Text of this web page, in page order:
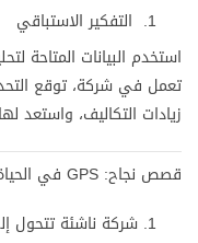
التفكير الاستباقي
استخدم البيانات المتاحة
تعمل في شركة، توقع
زيادات التكاليف، واستعد
قصص نجاح: GPS في الحياة العملية
شركة ناشئة تتحول